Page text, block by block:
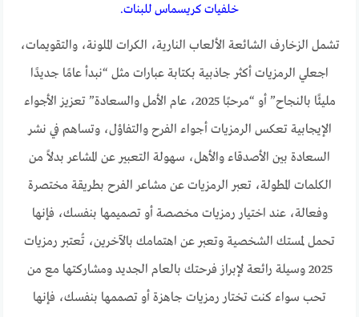
خلفيات كريسماس للبنات.
تشمل الزخارف الشائعة الألعاب النارية، الكرات الملونة، والتقويمات،
اجعلي الرمزيات أكثر جاذبية بكتابة عبارات مثل “نبدأ عامًا جديدًا
مليئًا بالنجاح” أو “مرحبًا 2025، عام الأمل والسعادة” تعزيز الأجواء
الإيجابية تعكس الرمزيات أجواء الفرح والتفاؤل، وتساهم في نشر
السعادة بين الأصدقاء والأهل، سهولة التعبير عن المشاعر بدلاً من
الكلمات المطولة، تعبر الرمزيات عن مشاعر الفرح بطريقة مختصرة
وفعالة، عند اختيار رمزيات مخصصة أو تصميمها بنفسك، فإنها
تحمل لمستك الشخصية وتعبر عن اهتمامك بالآخرين، تُعتبر رمزيات
2025 وسيلة رائعة لإبراز فرحتك بالعام الجديد ومشاركتها مع من
تحب سواء كنت تختار رمزيات جاهزة أو تصممها بنفسك، فإنها